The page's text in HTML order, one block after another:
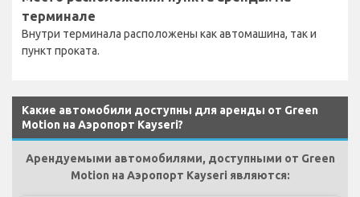
терминале
Внутри терминала расположены как автомашина, так и
пункт проката.
Какие автомобили доступны для аренды от Green
Motion на Аэропорт Kayseri?
Арендуемыми автомобилями, доступными от Green
Motion на Аэропорт Kayseri являются: